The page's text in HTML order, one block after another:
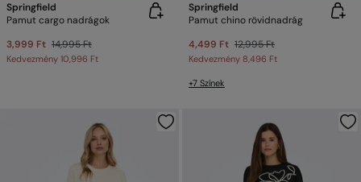
Springfield
Pamut cargo nadrágok
3,999 Ft 14,995 Ft
Kedvezmény 10,996 Ft
Springfield
Pamut chino rövidnadrág
4,499 Ft 12,995 Ft
Kedvezmény 8,496 Ft
+7 Színek